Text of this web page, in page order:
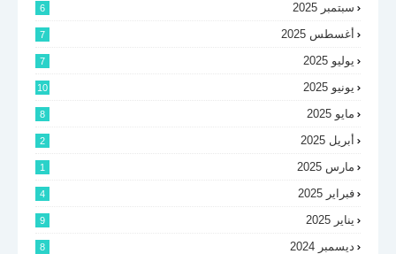
سبتمبر 2025 6
أغسطس 2025 7
يوليو 2025 7
يونيو 2025 10
مايو 2025 8
أبريل 2025 2
مارس 2025 1
فبراير 2025 4
يناير 2025 9
ديسمبر 2024 8